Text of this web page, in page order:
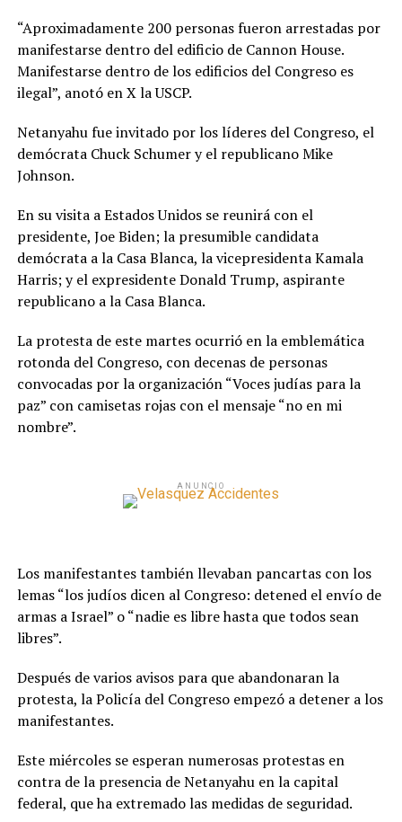
“Aproximadamente 200 personas fueron arrestadas por
manifestarse dentro del edificio de Cannon House.
Manifestarse dentro de los edificios del Congreso es
ilegal”, anotó en X la USCP.
Netanyahu fue invitado por los líderes del Congreso, el
demócrata Chuck Schumer y el republicano Mike
Johnson.
En su visita a Estados Unidos se reunirá con el
presidente, Joe Biden; la presumible candidata
demócrata a la Casa Blanca, la vicepresidenta Kamala
Harris; y el expresidente Donald Trump, aspirante
republicano a la Casa Blanca.
La protesta de este martes ocurrió en la emblemática
rotonda del Congreso, con decenas de personas
convocadas por la organización “Voces judías para la
paz” con camisetas rojas con el mensaje “no en mi
nombre”.
ANUNCIO
Los manifestantes también llevaban pancartas con los
lemas “los judíos dicen al Congreso: detened el envío de
armas a Israel” o “nadie es libre hasta que todos sean
libres”.
Después de varios avisos para que abandonaran la
protesta, la Policía del Congreso empezó a detener a los
manifestantes.
Este miércoles se esperan numerosas protestas en
contra de la presencia de Netanyahu en la capital
federal, que ha extremado las medidas de seguridad.